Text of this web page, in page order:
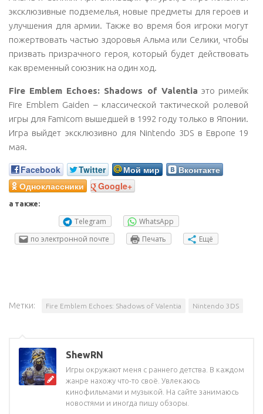
эксклюзивные подземелья, новые предметы для героев и
улучшения для армии. Также во время боя игроки могут
пожертвовать частью здоровья Альма или Селики, чтобы
призвать призрачного героя, который будет действовать
как временный союзник на один ход.
Fire Emblem Echoes: Shadows of Valentia это римейк
Fire Emblem Gaiden – классической тактической ролевой
игры для Famicom вышедшей в 1992 году только в Японии.
Игра выйдет эксклюзивно для Nintendo 3DS в Европе 19
мая.
Facebook Twitter Мой мир
Вконтакте
Одноклассники
Google+
а также:
Telegram
WhatsApp
по электронной почте
Печать Ещё
Метки: Fire Emblem Echoes: Shadows of Valentia Nintendo 3DS
ShewRN
Игры окружают меня с раннего детства. В каждом
жанре нахожу что-то своё. Увлекаюсь
кинофильмами и музыкой. На сайте занимаюсь
новостями и иногда пишу обзоры.